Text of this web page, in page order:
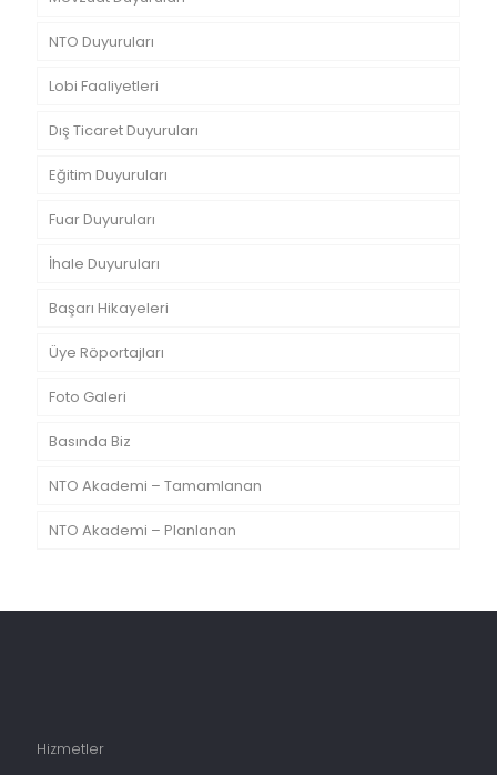
NTO Duyuruları
Lobi Faaliyetleri
Dış Ticaret Duyuruları
Eğitim Duyuruları
Fuar Duyuruları
İhale Duyuruları
Başarı Hikayeleri
Üye Röportajları
Foto Galeri
Basında Biz
NTO Akademi – Tamamlanan
NTO Akademi – Planlanan
Hizmetler